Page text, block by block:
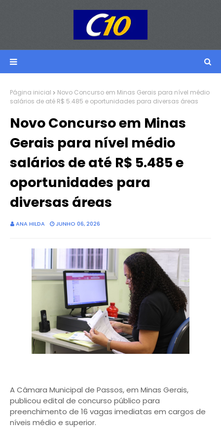
Página inicial
Novo Concurso em Minas Gerais para nível médio
salários de até R$ 5.485 e oportunidades para diversas áreas
Novo Concurso em Minas
Gerais para nível médio
salários de até R$ 5.485 e
oportunidades para
diversas áreas
ANA HILDA JUNHO 06, 2026
A Câmara Municipal de Passos, em Minas Gerais,
publicou edital de concurso público para
preenchimento de 16 vagas imediatas em cargos de
níveis médio e superior.